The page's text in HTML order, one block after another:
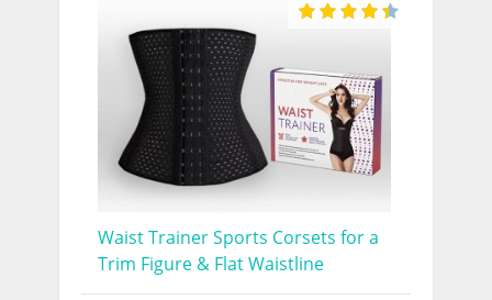
Waist Trainer Sports Corsets for a
Trim Figure & Flat Waistline